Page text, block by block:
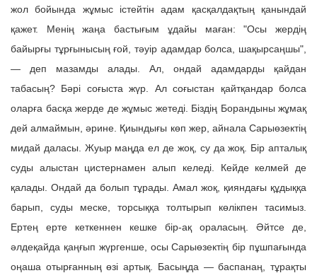
жол бойында жұмыс істейтін адам қасқалдақтың қанындай
қажет. Менің жаңа бастығым ұдайы маған: "Осы жердің
байырғы тұрғынысың ғой, тәуір адамдар болса, шақырсаңшы",
— деп мазамды алады. Ал, ондай адамдарды қайдан
табасың? Бәрі соғыста жүр. Ал соғыстан қайтқандар болса
оларға басқа жерде де жұмыс жетеді. Біздің Борандыны жұмақ
дей алмаймын, әрине. Қиындығы көп жер, айнала Сарыөзектің
мидай даласы. Жуыр маңда ел де жоқ, су да жоқ. Бір апталық
суды алыстан цистернамен алып келеді. Кейде келмей де
қалады. Ондай да болып тұрады. Амал жоқ, қияндағы құдыққа
барып, суды меске, торсыққа толтырып көлікпен тасимыз.
Ертең ерте кеткеннен кешке бір-ақ ораласың. Әйтсе де,
әлдеқайда қаңғып жүргенше, осы Сарыөзектің бір пұшпағында
оңаша отырғанның өзі артық. Басыңда — баспанаң, тұрақты